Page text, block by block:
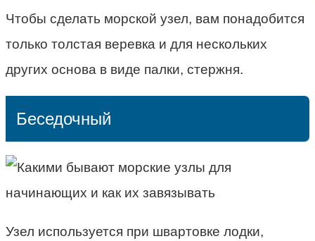
Чтобы сделать морской узел, вам понадобится
только толстая веревка и для нескольких
других основа в виде палки, стержня.
Беседочный
Узел используется при швартовке лодки,